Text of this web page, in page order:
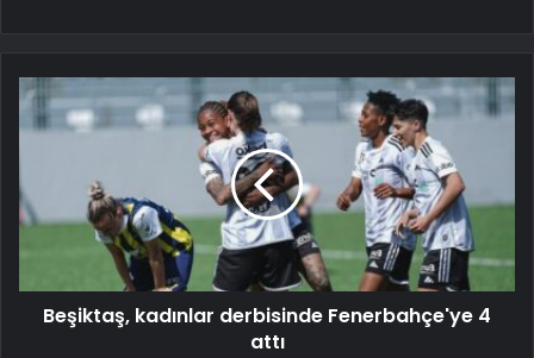
Beşiktaş, kadınlar derbisinde Fenerbahçe'ye 4
attı